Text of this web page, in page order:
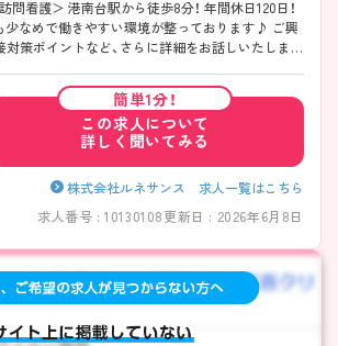
問看護＞ 港南台駅から徒歩8分！ 年間休日120日！
少なめで働きやすい環境が整っております♪ ご興
対策ポイントなど、さらに詳細をお話しいたします
簡単1分！
この求人について
詳しく聞いてみる
株式会社ルネサンス 求人一覧はこちら
求人番号 : 10130108更新日 : 2026年6月8日